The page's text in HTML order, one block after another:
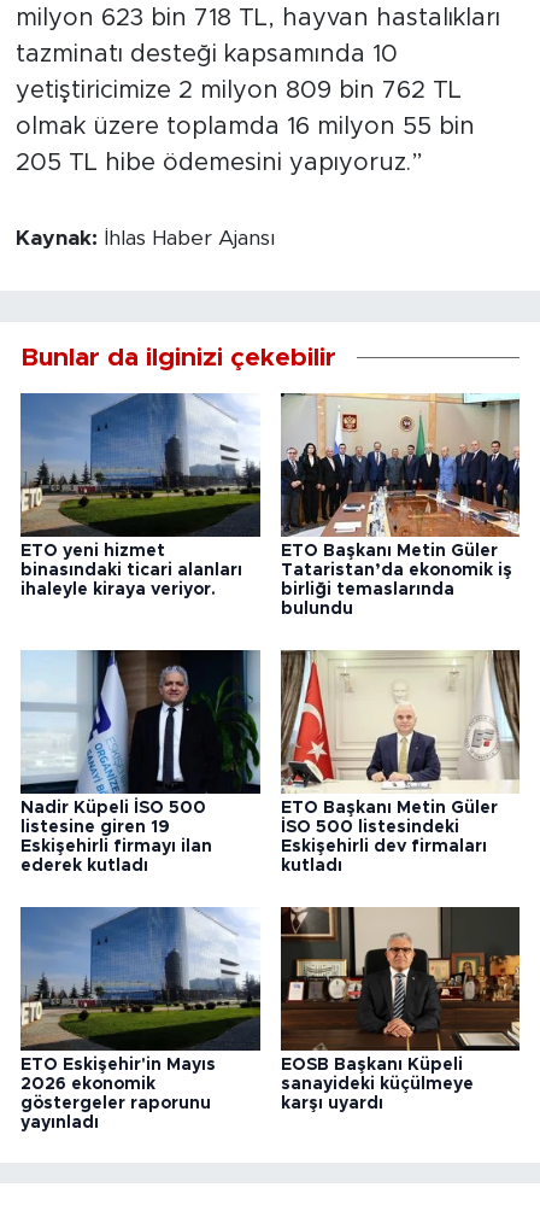
milyon 623 bin 718 TL, hayvan hastalıkları
tazminatı desteği kapsamında 10
yetiştiricimize 2 milyon 809 bin 762 TL
olmak üzere toplamda 16 milyon 55 bin
205 TL hibe ödemesini yapıyoruz.”
Kaynak: İhlas Haber Ajansı
Bunlar da ilginizi çekebilir
ETO yeni hizmet
binasındaki ticari alanları
ihaleyle kiraya veriyor.
ETO Başkanı Metin Güler
Tataristan’da ekonomik iş
birliği temaslarında
bulundu
Nadir Küpeli İSO 500
listesine giren 19
Eskişehirli firmayı ilan
ederek kutladı
ETO Başkanı Metin Güler
İSO 500 listesindeki
Eskişehirli dev firmaları
kutladı
ETO Eskişehir'in Mayıs
2026 ekonomik
göstergeler raporunu
yayınladı
EOSB Başkanı Küpeli
sanayideki küçülmeye
karşı uyardı